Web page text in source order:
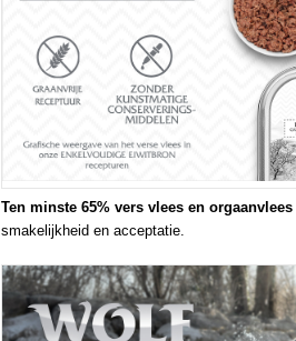
Ten minste 65% vers vlees en orgaanvlees
smakelijkheid en acceptatie.